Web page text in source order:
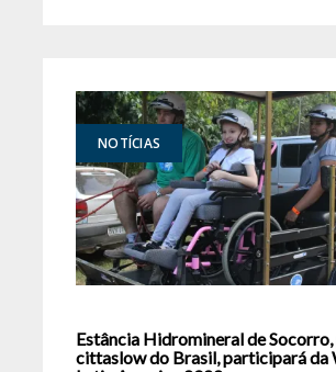
NOTÍCIAS
Estância Hidromineral de
cittaslow do Brasil, participará da